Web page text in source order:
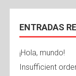
ENTRADAS
¡Hola, mundo!
Insufficient